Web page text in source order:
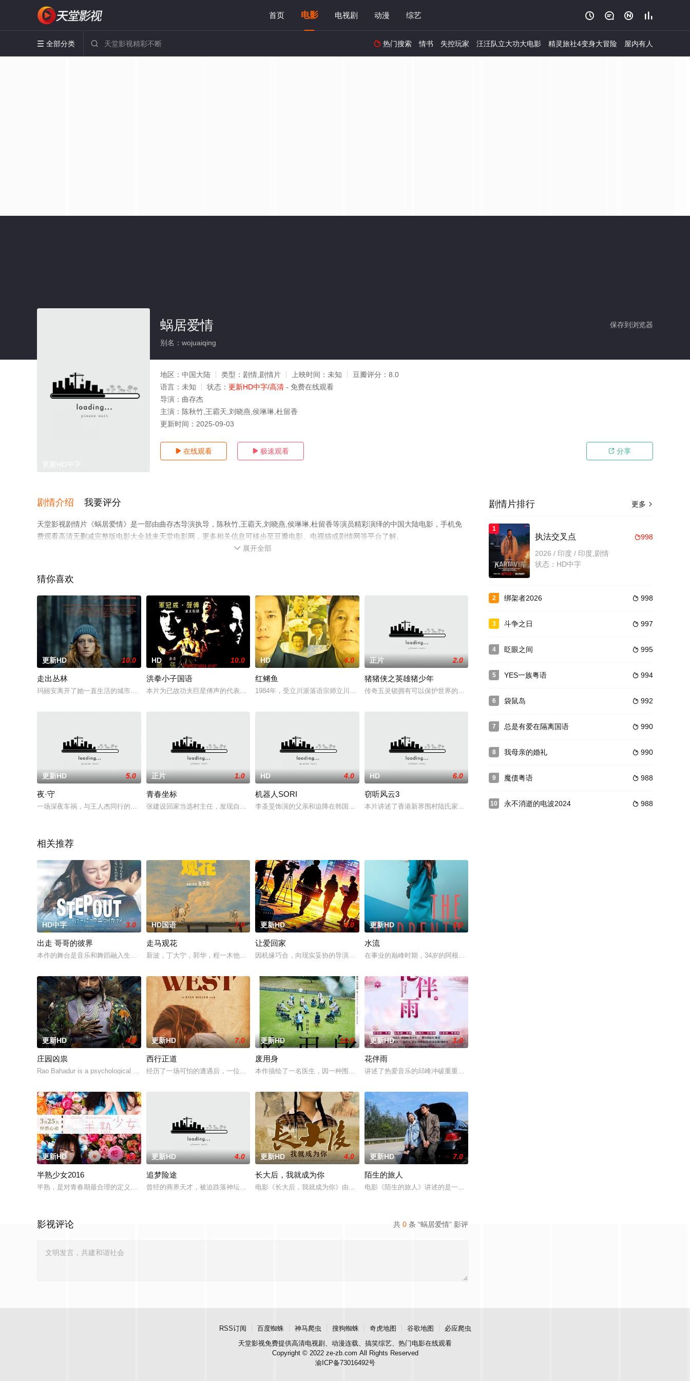
首页 电影 电视剧 动漫 综艺    
 全部分类   热门搜索 情书 失控玩家 汪汪队立大功大电影 精灵旅社4变身大冒险 屋内有人
保存到浏览器
蜗居爱情
别名：wojuaiqing
地区： 中国大陆 类型： 剧情,剧情片 上映时间： 未知 豆瓣评分： 8.0
语言： 未知 状态： 更新HD中字/高清 - 免费在线观看
导演： 曲存杰
主演： 陈秋竹,王霸天,刘晓燕,侯琳琳,杜留香
更新时间： 2025-09-03
 在线观看  极速观看  分享
剧情介绍 我要评分
天堂影视剧情片《蜗居爱情》是一部由曲存杰导演执导，陈秋竹,王霸天,刘晓燕,侯琳琳,杜留香等演员精彩演绎的中国大陆电影，手机免
费观看高清无删减完整版电影大全就来天堂电影网，更多相关信息可移步至豆瓣电影、电视猫或剧情网等平台了解。
 展开全部
猜你喜欢
更新HD 10.0
走出丛林
玛丽安离开了她一直生活的城市，回到了成长的地方，并从祖母那里继承了一栋老房子。最近的村庄有十公里远，没有电，也没有热水。有时，屈服于灾难是重新开始的唯一
HD 10.0
洪拳小子国语
本片为已故功夫巨星傅声的代表作之一，合演的包括戚冠军、江岛及卢迪。剧情讲述关风义 (傅声饰)洪拳造诣极高，经师兄黄汉(戚冠军饰)介绍，在兴发隆布厂当杂工
HD 4.0
红鳉鱼
1984年，受立川派落语宗师立川谈志（北野武 饰）的感染，平凡高中生佐佐木信行（二宫和也 饰）决定终止学业，拜入立川名下成为一名落语表演
正片 2.0
猪猪侠之英雄猪少年
传奇五灵锁拥有可以保护世界的神奇力量，却阴差阳错地选中了“一无是处”的猪猪侠（张子琨 配音）作为它
更新HD 5.0
夜·守
一场深夜车祸，与王人杰同行的年轻女子因酒驾当场惨死。患上失忆症的王人杰，时常被病痛和女子的冤魂折磨，只能依靠心理治疗度日。在女心理医师李雨虹的帮助下，王
正片 1.0
青春坐标
张建设回家当选村主任，发现自己的山村资源丰富，隐藏着各种商机。但让他无奈的是村子几乎成了“空城”，年富力强、聪明的青壮年已经纷纷离开了原本贫瘠的村子外出
HD 4.0
机器人SORI
李圣旻饰演的父亲和迫降在韩国的人工智能卫星机器人一起出发寻找失踪女儿的故事。而李熙俊饰演的国情局特工则是跟李圣旻对立的角色，一直
HD 6.0
窃听风云3
本片讲述了香港新界围村陆氏家族在房产开发交易黑幕后的故事。故事开始于村民罗永就（古天乐 饰）醉酒
相关推荐
HD中字 3.0
出走 哥哥的彼界
本作的舞台是音乐和舞蹈融入生活的冲绳。与母亲朱音、妹妹舞一起生活的照屋踊，憧憬舞蹈学校的丽莎，开始了舞蹈生涯。朱音为了支撑家数在酒吧工作，不擅长与人打交
HD国语 7.0
走马观花
新波，丁大宁，郭华，程一木他们毕业于同一所大学。他们和很多年轻人一样，自以为是，敏感错弱，没有被认可的才华。他们来自不同的地方，却有一个共同的愿望“出人
更新HD 4.0
让爱回家
因机缘巧合，向现实妥协的导演朱达仁萌生拍一部《河南人在北京》电影的念头，在说服主编姚松、老乡韩战、二房东杨小强加入后，一路曲折式“
更新HD 1.0
水流
在事业的巅峰时期，34岁的阿根廷造型师丽娜在瑞士的一场颁奖典礼后，被一种突如其来的冲动驱使。回到
更新HD 4.0
庄园凶祟
Rao Bahadur is a psychological drama set against the backdrop of a fading ar
更新HD 7.0
西行正道
经历了一场可怕的遭遇后，一位小镇女子向疏远的哥哥借了钱，独自一人踏上穿越西德克萨斯州的旅程，寻求紧急医疗救助。一路上，她既遭遇了善意，也感受到了残酷…
更新HD 10.0
废用身
本作描绘了一名医生，因一种围绕“废用身”——因瘫痪等原因已无恢复可能的四肢——的治疗方法，而一步步踏入在追求理想的理性与疯狂之间摇摆
更新HD 1.0
花伴雨
讲述了热爱音乐的邱峰冲破重重阻力，克服种种困难，组建乐队追求自己的音乐梦想，并走出了困住他的亲
更新HD 9.0
半熟少女2016
半熟，是对青春期最合理的定义，它是梦开始的地方，没有深思熟虑，只有最单纯的坚定，然而，在这个充满意外的年纪，未来似乎变得很具体，又有着无限的可能性。这个
更新HD 4.0
追梦险途
曾经的商界天才，被迫跌落神坛。被那微不足道的成就麻醉过后他该如何面对现实，能改变他的命运的是谁？什么才是生命价值的真谛？面对客户苦楚无助深感无力的同时，
更新HD 4.0
长大后，我就成为你
电影《长大后，我就成为你》由中共四川省第十一届党代表、第十二届中华慈善奖最具爱心慈善楷模张彦杰老师的故事改编，通过创建爱心助学机
更新HD 7.0
陌生的旅人
电影《陌生的旅人》讲述的是一部关于叛逆女孩林西西与颓废的犯罪悬疑小说家方云生前往石牛寨所发生的
共 0 条 “蜗居爱情” 影评
影视评论
更多 
剧情片排行
1
998
执法交叉点
2026 / 印度 / 印度,剧情
状态：HD中字
2  998
绑架者2026
3  997
斗争之日
4  995
眨眼之间
5  994
YES一族粤语
6  992
袋鼠岛
7  990
总是有爱在隔离国语
8  990
我母亲的婚礼
9  988
魔债粤语
10  988
永不消逝的电波2024
RSS订阅 百度蜘蛛 神马爬虫 搜狗蜘蛛 奇虎地图 谷歌地图
必应爬虫
天堂影视免费提供高清电视剧、动漫连载、搞笑综艺、热门电影在线观看
Copyright © 2022 ze-zb.com All Rights Reserved
渝ICP备73016492号